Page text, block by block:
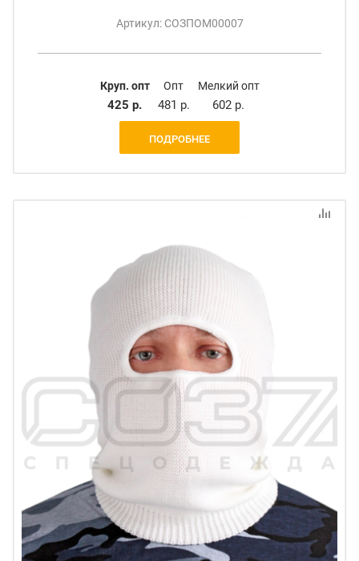
Артикул: СОЗПОМ00007
Круп. опт
425 р.
Опт
481 р.
Мелкий опт
602 р.
ПОДРОБНЕЕ